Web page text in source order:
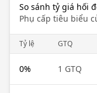
So sánh tỷ giá hối
Phụ cấp tiêu biểu
Tỷ lệ GTQ
0% 1 GTQ